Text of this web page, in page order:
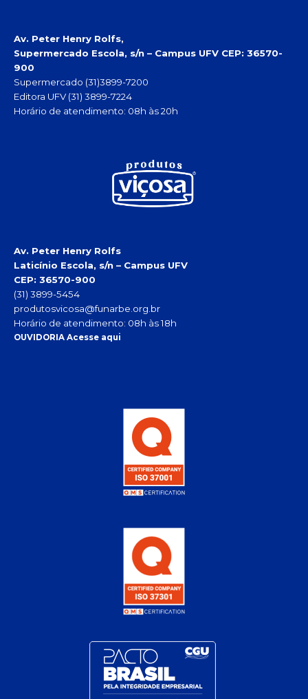
Av. Peter Henry Rolfs,
Supermercado Escola, s/n – Campus UFV CEP: 36570-
900
Supermercado (31)3899-7200
Editora UFV (31) 3899-7224
Horário de atendimento: 08h às 20h
Av. Peter Henry Rolfs
Laticínio Escola, s/n – Campus UFV
CEP: 36570-900
(31) 3899-5454
produtosvicosa@funarbe.org.br
Horário de atendimento: 08h às 18h
OUVIDORIA Acesse aqui